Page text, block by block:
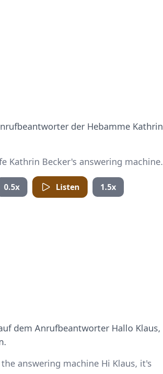
der Hebamme Kathrin
Kathrin Becker's answering machine.
0.5x Listen 1.5x
dem Anrufbeantworter Hallo Klaus,
answering machine Hi Klaus, it's